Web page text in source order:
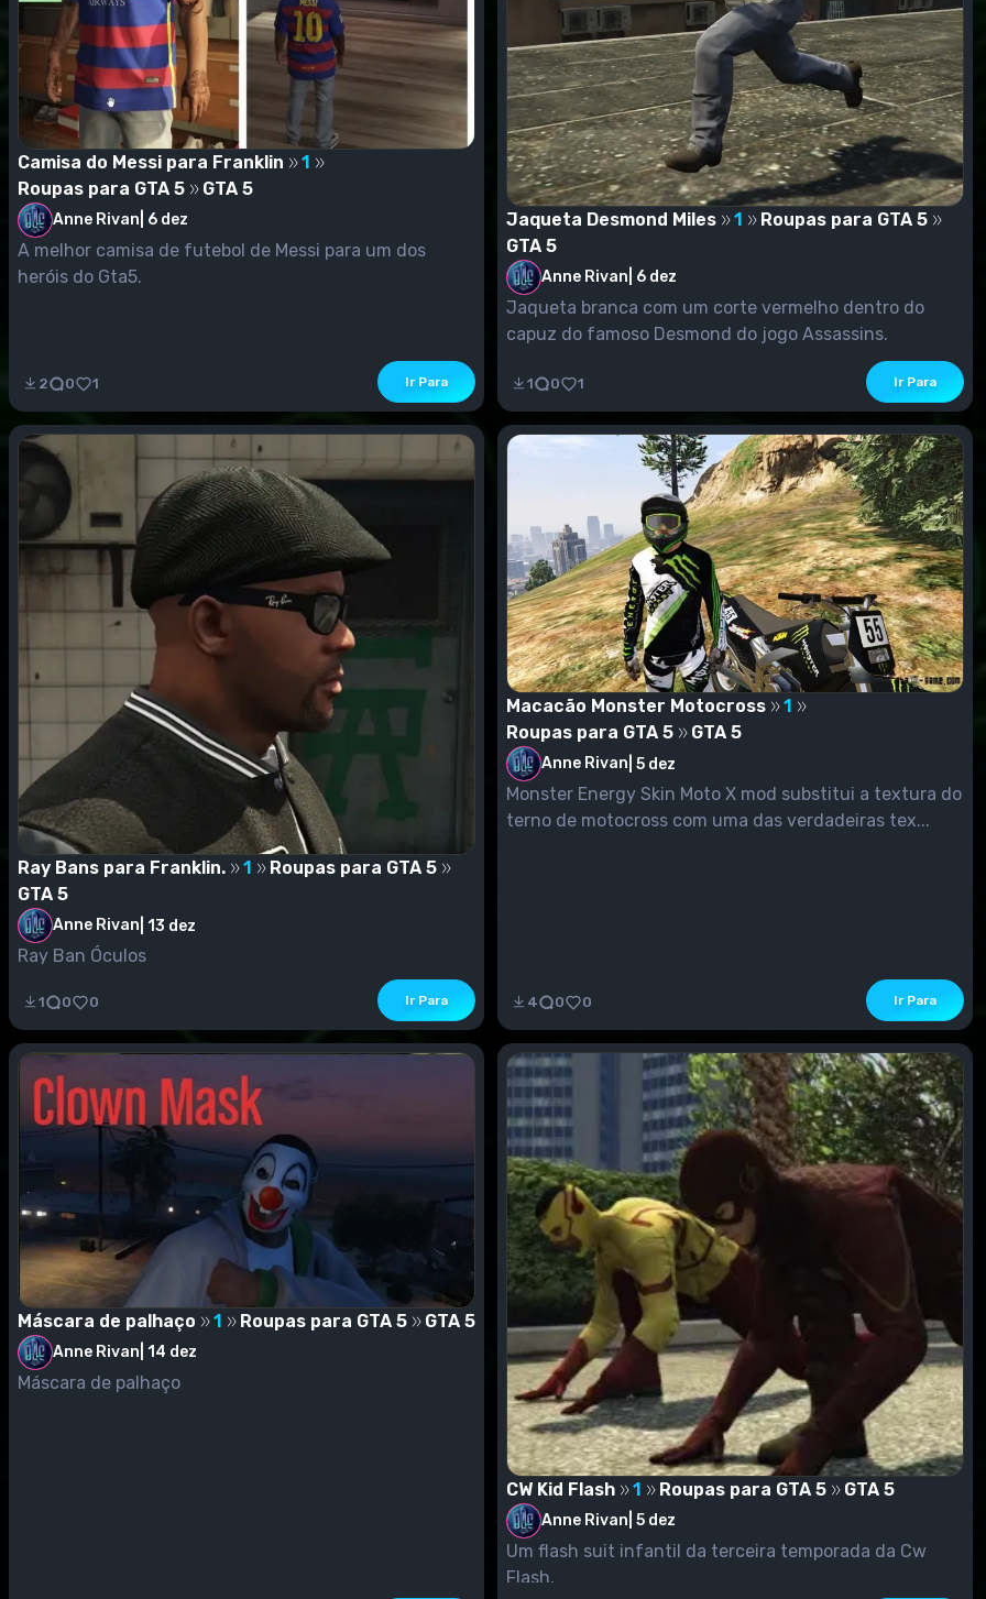
Camisa do Messi para Franklin
1
Roupas para GTA 5
GTA 5
Anne Rivan 6 dez
A melhor camisa de futebol de Messi para um dos
heróis do Gta5.
2 0 1 Ir Para
Jaqueta Desmond Miles 1
Roupas para GTA 5
GTA 5
Anne Rivan 6 dez
Jaqueta branca com um corte vermelho dentro do
capuz do famoso Desmond do jogo Assassins.
1 0 1 Ir Para
Ray Bans para Franklin. 1
Roupas para GTA 5
GTA 5
Anne Rivan 13 dez
Ray Ban Óculos
1 0 0 Ir Para
Macacão Monster Motocross
1
Roupas para GTA 5
GTA 5
Anne Rivan 5 dez
Monster Energy Skin Moto X mod substitui a textura do
terno de motocross com uma das verdadeiras tex...
4 0 0 Ir Para
Máscara de palhaço 1 Roupas para GTA 5 GTA 5
Anne Rivan 14 dez
Máscara de palhaço
CW Kid Flash 1 Roupas para GTA 5 GTA 5
Anne Rivan 5 dez
Um flash suit infantil da terceira temporada da Cw
Flash.